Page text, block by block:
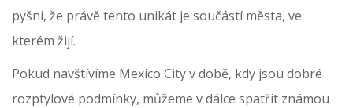
pyšni, že právě tento unikát je součástí města, ve
kterém žijí.
Pokud navštívíme Mexico City v době, kdy jsou dobré
rozptylové podmínky, můžeme v dálce spatřit známou